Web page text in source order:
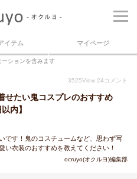
イテム マイページ
ションを含みます
3525View 24 コメント
せたい鬼コスプレのおすすめ
内】
です！鬼のコスチュームなど、思わず写
い衣装のおすすめを教えてください！
ocruyo(オクルヨ)編集部